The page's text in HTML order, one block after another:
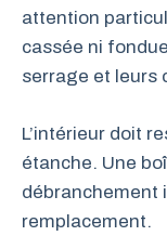
attention
cassée ni
serrage et leurs
L’intérieur doit
étanche. Une
débranchement
remplacement.